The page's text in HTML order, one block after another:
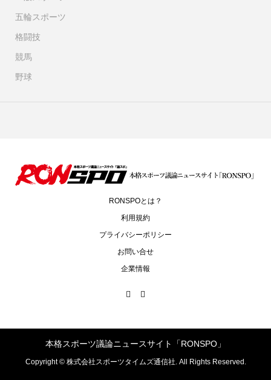
五輪スポーツ
格闘技
競馬
野球
RONSPOとは？
利用規約
プライバシーポリシー
お問い合せ
企業情報
本格スポーツ議論ニュースサイト「RONSPO」
Copyright ©株式会社スポーツタイムズ通信社. All Rights Reserved.